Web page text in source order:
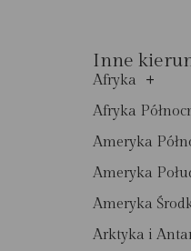
Inne
Afryka +
Afryka
Ameryka
Ameryka
Ameryka
Arktyka i